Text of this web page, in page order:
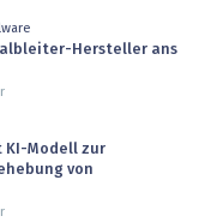
Hersteller ans
Modell zur
von